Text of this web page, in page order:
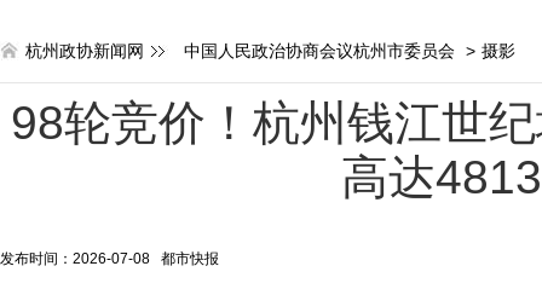
杭州政协新闻网 中国人民政治协商会议杭州市委员会 > 摄影
98轮竞价！杭州钱江世
高达
发布时间：2026-07-08 都市快报